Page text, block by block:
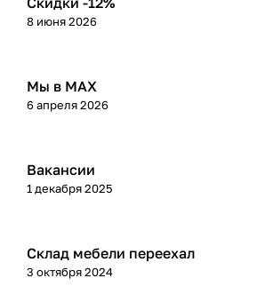
8 июня 2026
Мы в МАХ
6 апреля 2026
Вакансии
1 декабря 2025
Склад мебели переехал
3 октября 2024